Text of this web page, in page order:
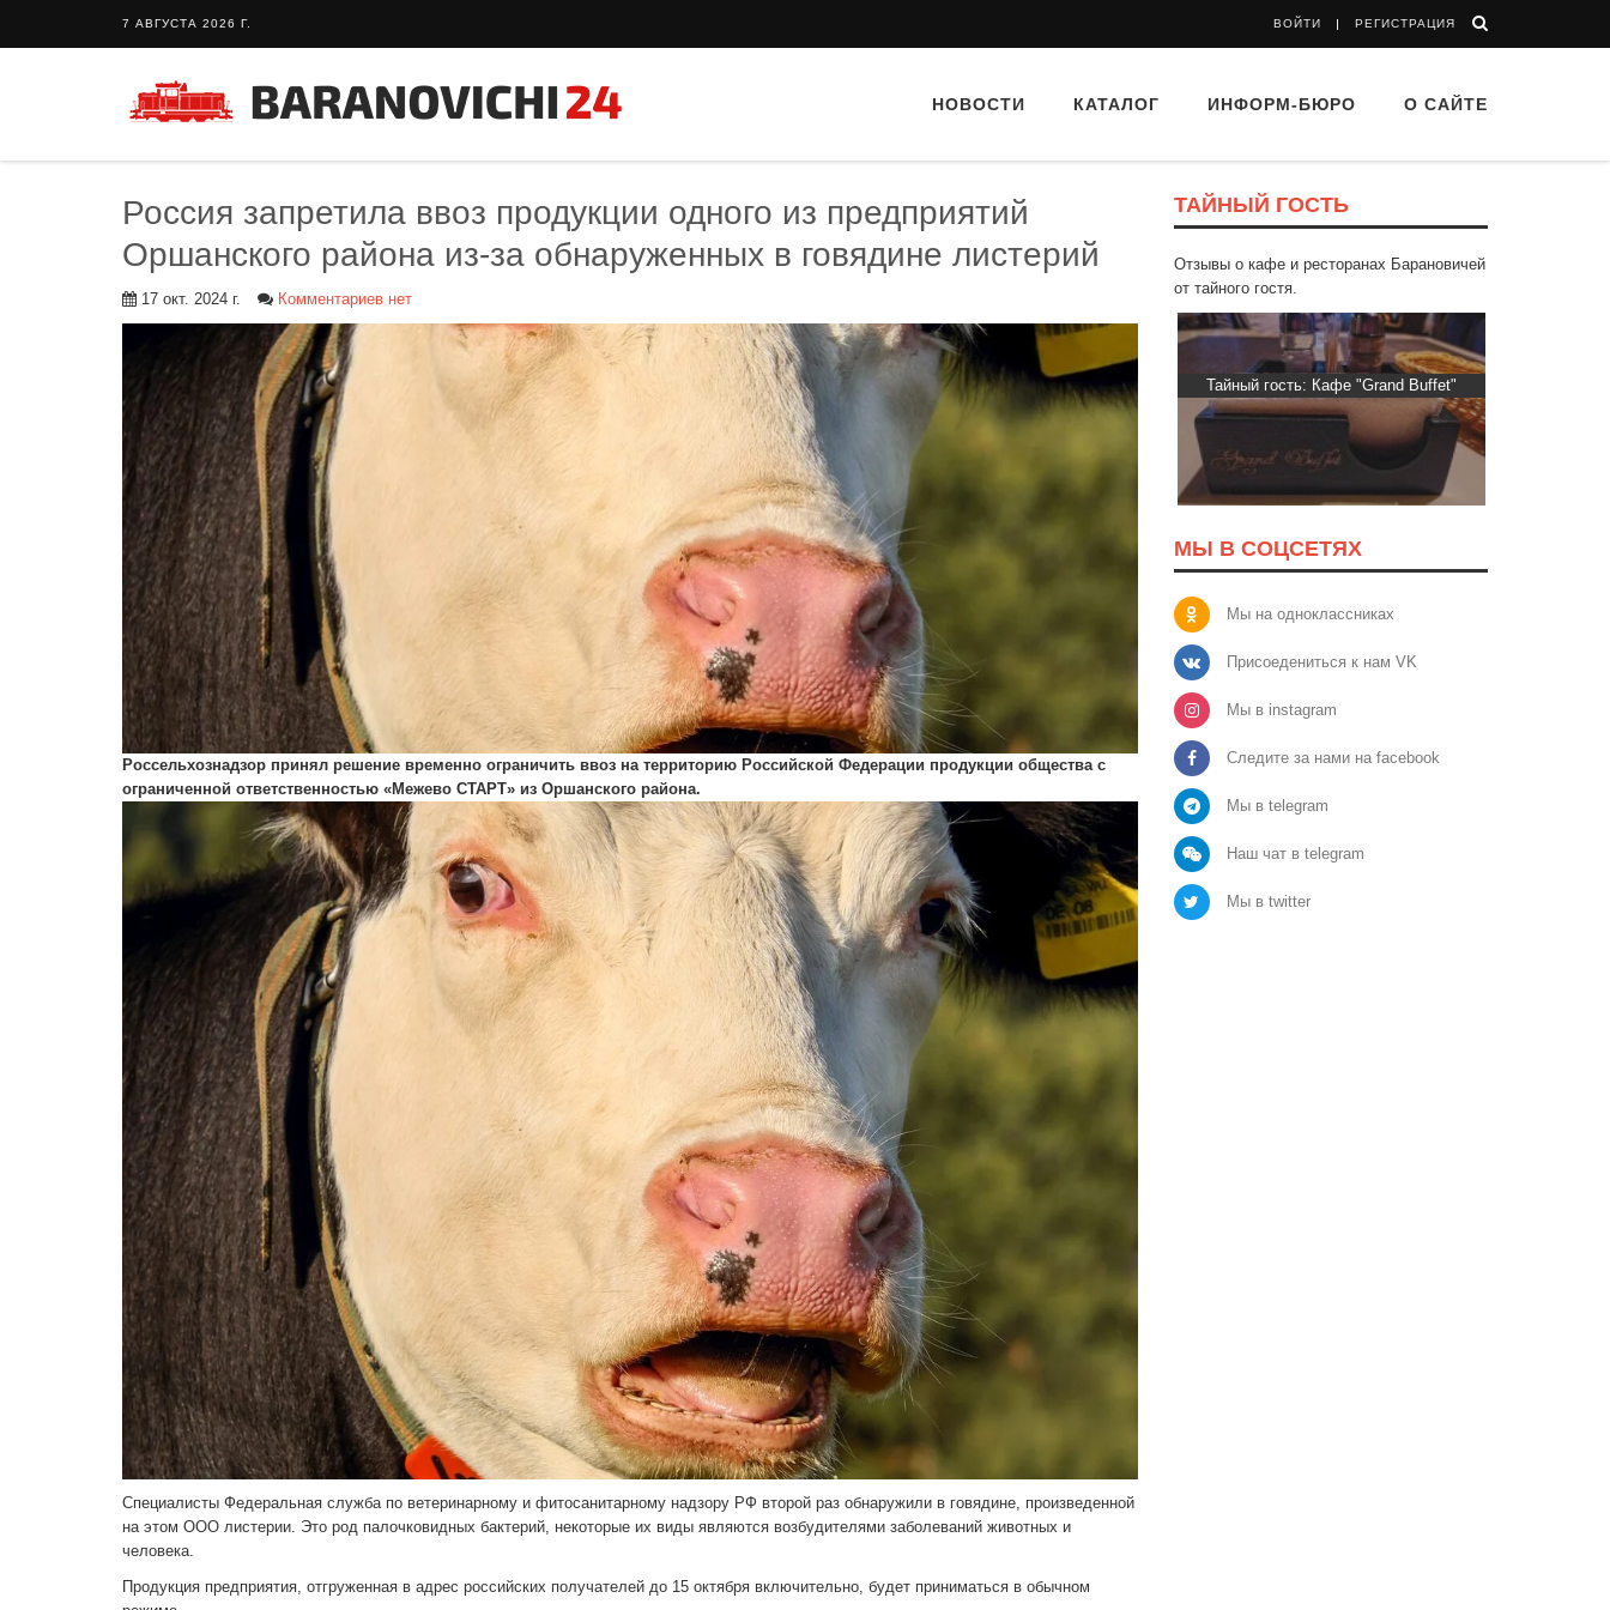
7 АВГУСТА 2026 Г. ВОЙТИ РЕГИСТРАЦИЯ
НОВОСТИ КАТАЛОГ ИНФОРМ-БЮРО О САЙТЕ
Россия запретила ввоз продукции одного из предприятий
Оршанского района из-за обнаруженных в говядине листерий
17 окт. 2024 г. Комментариев нет
Россельхознадзор принял решение временно ограничить ввоз на территорию Российской Федерации продукции общества с
ограниченной ответственностью «Межево СТАРТ» из Оршанского района.
Специалисты Федеральная служба по ветеринарному и фитосанитарному надзору РФ второй раз обнаружили в говядине, произведенной
на этом ООО листерии. Это род палочковидных бактерий, некоторые их виды являются возбудителями заболеваний животных и
человека.
Продукция предприятия, отгруженная в адрес российских получателей до 15 октября включительно, будет приниматься в обычном
ТАЙНЫЙ ГОСТЬ
Отзывы о кафе и ресторанах Барановичей
от тайного гостя.
Тайный гость: Ресторан “Папараць
Тайный гость: Кафе "Grand Buffet" Тайный гость: доставка Капибара
МЫ В СОЦСЕТЯХ
Мы на одноклассниках
Присоедениться к нам VK
Мы в instagram
Следите за нами на facebook
Мы в telegram
Наш чат в telegram
Мы в twitter